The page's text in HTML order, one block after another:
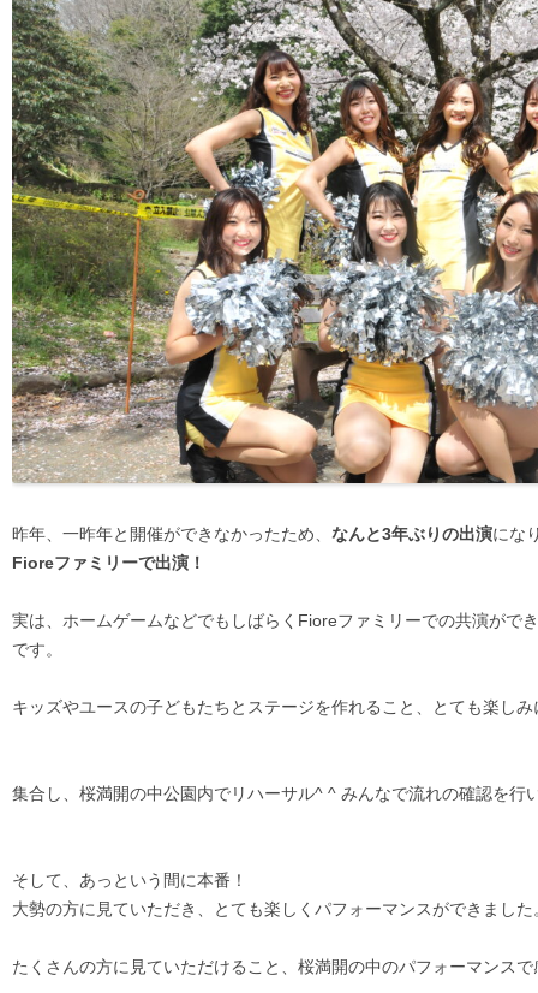
昨年、一昨年と開催ができなかったため、 なんと3年ぶりの出演にな
Fioreファミリーで出演！
実は、ホームゲームなどでもしばらくFioreファミリーでの共演がで
です。
キッズやユースの子どもたちとステージを作れること、とても楽し
集合し、桜満開の中公園内でリハーサル^ ^ みんなで流れの確認を行
そして、あっという間に本番！
大勢の方に見ていただき、とても楽しくパフォーマンスができました
たくさんの方に見ていただけること、桜満開の中のパフォーマンス